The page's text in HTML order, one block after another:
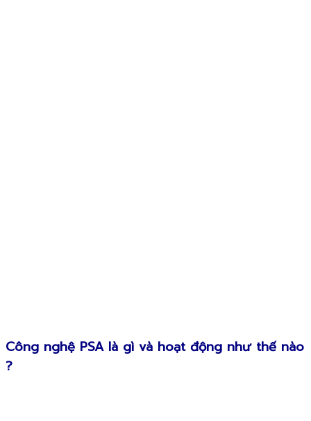
Công nghệ PSA là gì và hoạt động như thế nào
?